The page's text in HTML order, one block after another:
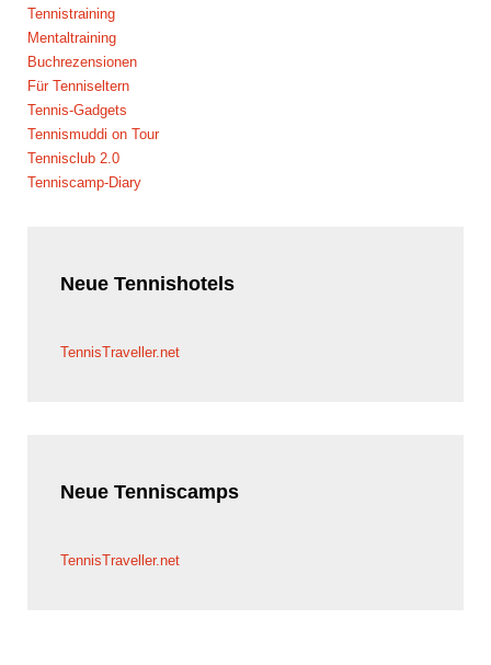
Tennistraining
Mentaltraining
Buchrezensionen
Für Tenniseltern
Tennis-Gadgets
Tennismuddi on Tour
Tennisclub 2.0
Tenniscamp-Diary
Neue Tennishotels
TennisTraveller.net
Neue Tenniscamps
TennisTraveller.net